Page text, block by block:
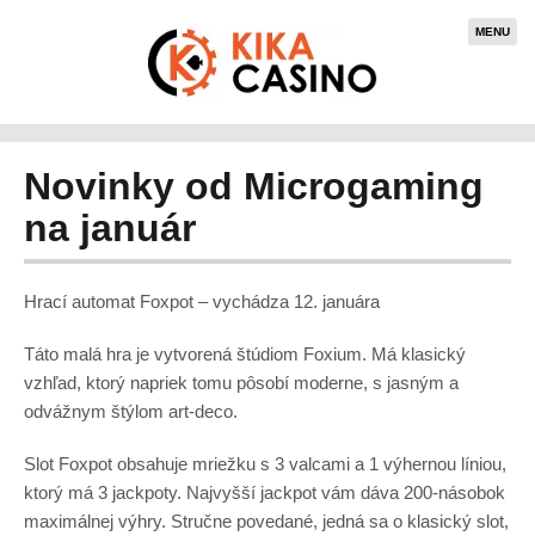
MENU
Novinky od Microgaming
na január
Hrací automat Foxpot – vychádza 12. januára
Táto malá hra je vytvorená štúdiom Foxium. Má klasický
vzhľad, ktorý napriek tomu pôsobí moderne, s jasným a
odvážnym štýlom art-deco.
Slot Foxpot obsahuje mriežku s 3 valcami a 1 výhernou líniou,
ktorý má 3 jackpoty. Najvyšší jackpot vám dáva 200-násobok
maximálnej výhry. Stručne povedané, jedná sa o klasický slot,